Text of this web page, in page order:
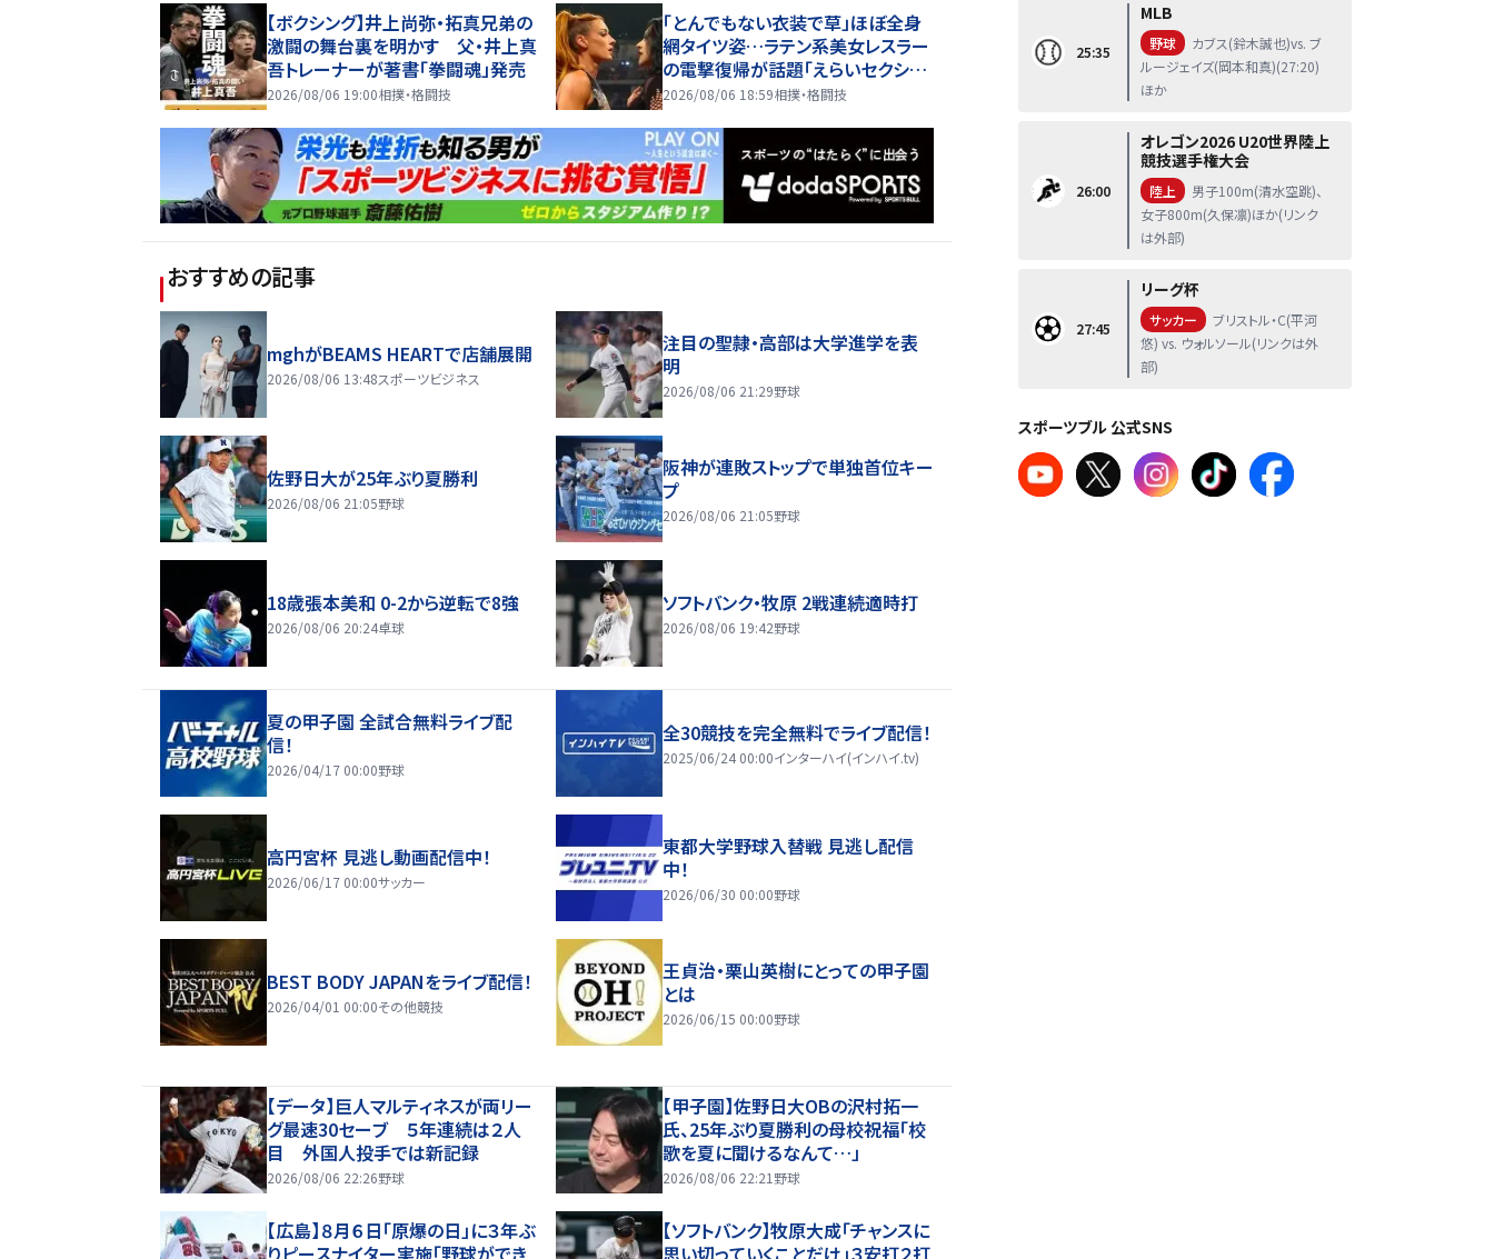
【ボクシング】井上尚弥・拓真兄弟の
激闘の舞台裏を明かす 父・井上真
吾トレーナーが著書「拳闘魂」発売
2026/08/06 19:00相撲・格闘技
「とんでもない衣装で草」ほぼ全身
網タイツ姿…ラテン系美女レスラー
の電撃復帰が話題「えらいセクシ
ー」
2026/08/06 18:59相撲・格闘技
おすすめの記事
mghがBEAMS HEARTで店舗展開
2026/08/06 13:48スポーツビジネス
注目の聖隷・高部は大学進学を表
明
2026/08/06 21:29野球
佐野日大が25年ぶり夏勝利
2026/08/06 21:05野球
阪神が連敗ストップで単独首位キー
プ
2026/08/06 21:05野球
18歳張本美和 0-2から逆転で8強
2026/08/06 20:24卓球
ソフトバンク・牧原 2戦連続適時打
2026/08/06 19:42野球
夏の甲子園 全試合無料ライブ配
信！
2026/04/17 00:00野球
全30競技を完全無料でライブ配信！
2025/06/24 00:00インターハイ(インハイ.tv)
高円宮杯 見逃し動画配信中！
2026/06/17 00:00サッカー
東都大学野球入替戦 見逃し配信
中！
2026/06/30 00:00野球
BEST BODY JAPANをライブ配信！
2026/04/01 00:00その他競技
王貞治・栗山英樹にとっての甲子園
とは
2026/06/15 00:00野球
【データ】巨人マルティネスが両リー
グ最速30セーブ ５年連続は２人
目 外国人投手では新記録
2026/08/06 22:26野球
【甲子園】佐野日大ОBの沢村拓一
氏、25年ぶり夏勝利の母校祝福「校
歌を夏に聞けるなんて…」
2026/08/06 22:21 野球
【広島】８月６日「原爆の日」に３年ぶ
りピースナイター実施「野球ができ
【ソフトバンク】牧原大成「チャンスに
思い切っていくことだけ」３安打２打
25:35
MLB
野球
カブス(鈴木誠也)vs. ブ
ルージェイズ(岡本和真)(27:20)
ほか
26:00
オレゴン2026 U20世界陸上
競技選手権大会
陸上
男子100m(清水空跳)、
女子800m(久保凛)ほか(リンク
は外部)
27:45
リーグ杯
サッカー
ブリストル・C(平河
悠) vs. ウォルソール(リンクは外
部)
スポーツブル 公式SNS